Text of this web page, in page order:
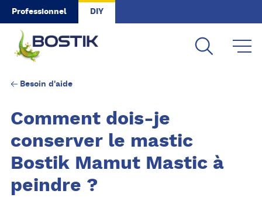
Skip to main content
Professionnel DIY
Besoin d'aide
Comment dois-je
conserver le mastic
Bostik Mamut Mastic à
peindre ?